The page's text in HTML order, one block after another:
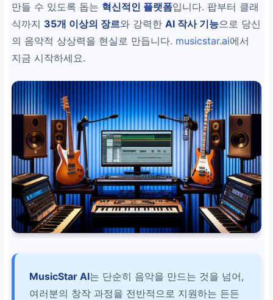
만들 수 있도록 돕는 혁신적인 플랫폼입니다. 팝부터 클래
식까지 35개 이상의 장르와 강력한 AI 작사 기능으로 당신
의 음악적 상상력을 현실로 만듭니다. musicstar.ai에서
지금 시작하세요.
MusicStar AI는 단순히 음악을 만드는 것을 넘어,
여러분의 창작 과정을 전반적으로 지원하는 든든